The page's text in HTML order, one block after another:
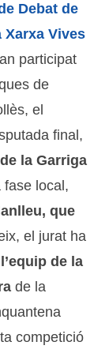
Debat de
Xarxa Vives
participat
de
el
final,
la Garriga
fase local,
que
el jurat ha
de la
de la
competició